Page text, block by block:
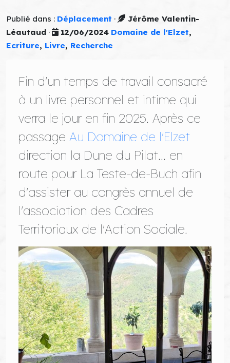
Publié dans : Déplacement ·
Jérôme Valentin-
Léautaud · 12/06/2024 Domaine de l'Elzet,
Ecriture, Livre, Recherche
Fin d'un temps de travail consacré
à un livre personnel et intime qui
verra le jour en fin 2025. Après ce
passage Au Domaine de l'Elzet
direction la Dune du Pilat... en
route pour La Teste-de-Buch afin
d'assister au congrès annuel de
l'association des Cadres
Territoriaux de l'Action Sociale.